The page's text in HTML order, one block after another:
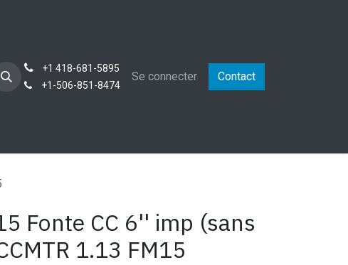
Boutique
+1 418-681-5895
+1-506-851-8474
Se connecter Contact
Fonte CC 6'' imp (sans
1.13 FM15